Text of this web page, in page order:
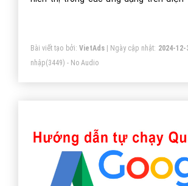
Bài viết tạo bởi: VietAds| Ngày cập nhật: 2024-12-
nhập(3449) - No Audio